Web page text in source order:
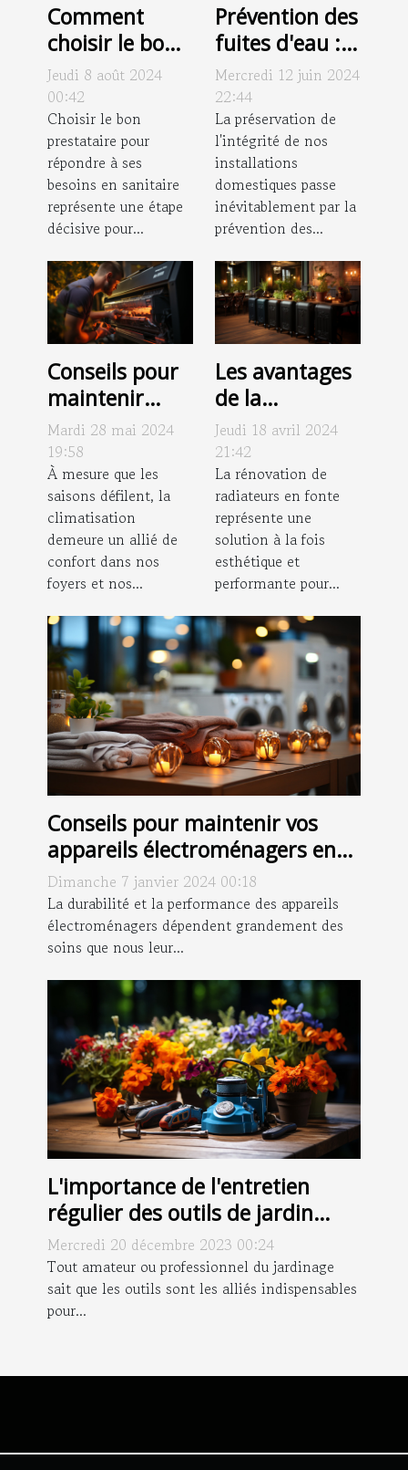
Comment
choisir le bon
prestataire
pour vos
besoins en
sanitaire
Jeudi 8 août 2024
00:42
Choisir le bon
prestataire pour
répondre à ses
besoins en sanitaire
représente une étape
décisive pour...
Prévention des
fuites d'eau :
meilleures
pratiques et
conseils
d'entretien
Mercredi 12 juin 2024
22:44
La préservation de
l'intégrité de nos
installations
domestiques passe
inévitablement par la
prévention des...
Conseils pour
maintenir
votre
climatisation
en bon état
toute l’année
Mardi 28 mai 2024
19:58
À mesure que les
saisons défilent, la
climatisation
demeure un allié de
confort dans nos
foyers et nos...
Les avantages
de la
rénovation de
radiateurs en
fonte pour
l'efficacité
énergétique et
le charme
esthétique
Jeudi 18 avril 2024
21:42
La rénovation de
radiateurs en fonte
représente une
solution à la fois
esthétique et
performante pour...
Conseils pour maintenir vos
appareils électroménagers en
bon état
Dimanche 7 janvier 2024 00:18
La durabilité et la performance des appareils
électroménagers dépendent grandement des
soins que nous leur...
L'importance de l'entretien
régulier des outils de jardin
pour une meilleure longévité
Mercredi 20 décembre 2023 00:24
Tout amateur ou professionnel du jardinage
sait que les outils sont les alliés indispensables
pour...